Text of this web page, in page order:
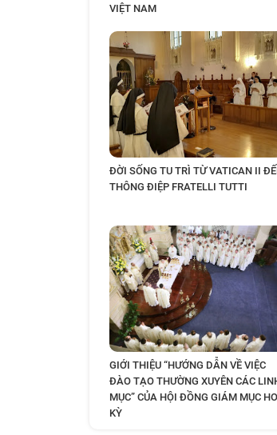
VIỆT NAM
ĐỜI SỐNG TU TRÌ TỪ VATICAN II
THÔNG ĐIỆP FRATELLI TUTTI
GIỚI THIỆU “HƯỚNG DẪN VỀ VIỆC
ĐÀO TẠO THƯỜNG XUYÊN CÁC
MỤC” CỦA HỘI ĐỒNG GIÁM MỤC
KỲ